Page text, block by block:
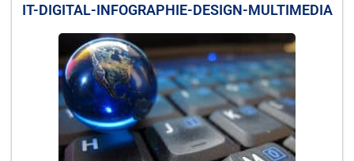
IT-DIGITAL-INFOGRAPHIE-DESIGN-MULTIMEDIA